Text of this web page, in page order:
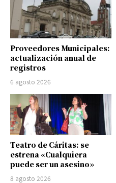
Proveedores Municipales:
actualización anual de
registros
6 agosto 2026
Teatro de Cáritas: se
estrena «Cualquiera
puede ser un asesino»
8 agosto 2026